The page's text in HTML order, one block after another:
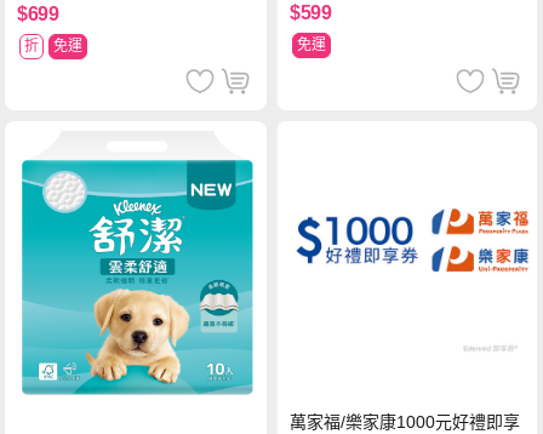
$699
折 免運
$599
免運
萬家福/樂家康1000元好禮即享